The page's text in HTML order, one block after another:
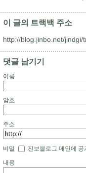
이 글의 트랙백 주소
http://blog.jinbo.net/jindgi/
댓글 남기기
이름
암호
주소
비밀 진보블로그 메인에 공
내용